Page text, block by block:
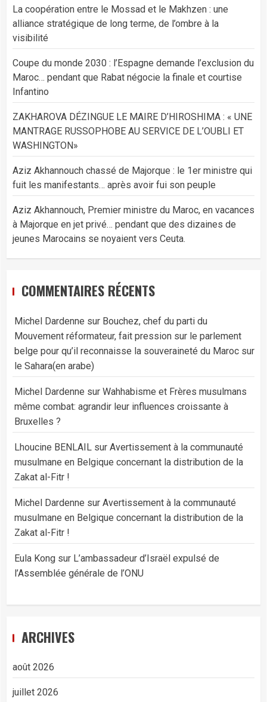
La coopération entre le Mossad et le Makhzen : une
alliance stratégique de long terme, de l’ombre à la
visibilité
Coupe du monde 2030 : l’Espagne demande l’exclusion du
Maroc… pendant que Rabat négocie la finale et courtise
Infantino
ZAKHAROVA DÉZINGUE LE MAIRE D’HIROSHIMA : « UNE
MANTRAGE RUSSOPHOBE AU SERVICE DE L’OUBLI ET
WASHINGTON»
Aziz Akhannouch chassé de Majorque : le 1er ministre qui
fuit les manifestants… après avoir fui son peuple
Aziz Akhannouch, Premier ministre du Maroc, en vacances
à Majorque en jet privé… pendant que des dizaines de
jeunes Marocains se noyaient vers Ceuta.
COMMENTAIRES RÉCENTS
Michel Dardenne sur Bouchez, chef du parti du
Mouvement réformateur, fait pression sur le parlement
belge pour qu’il reconnaisse la souveraineté du Maroc sur
le Sahara(en arabe)
Michel Dardenne sur Wahhabisme et Frères musulmans
même combat: agrandir leur influences croissante à
Bruxelles ?
Lhoucine BENLAIL sur Avertissement à la communauté
musulmane en Belgique concernant la distribution de la
Zakat al-Fitr !
Michel Dardenne sur Avertissement à la communauté
musulmane en Belgique concernant la distribution de la
Zakat al-Fitr !
Eula Kong sur L’ambassadeur d’Israël expulsé de
l’Assemblée générale de l’ONU
ARCHIVES
août 2026
juillet 2026